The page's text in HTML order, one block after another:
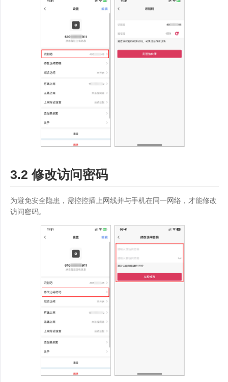
3.2 修改访问密码
为避免安全隐患，需控控插上网线并与手机在同一网络，才能修改
访问密码。